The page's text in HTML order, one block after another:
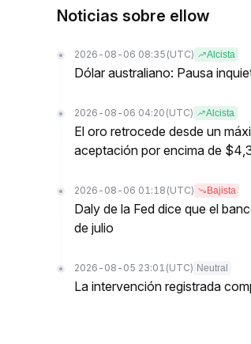
Noticias sobre ellow
2026-08-06 08:35 (UTC) Alcista
Dólar australiano: Pausa
2026-08-06 04:20 (UTC) Alcista
El oro retrocede desde un
aceptación por encima de
2026-08-06 01:18 (UTC) Bajista
Daly de la Fed dice que el
de julio
2026-08-05 23:01 (UTC) Neutral
La intervención registrada